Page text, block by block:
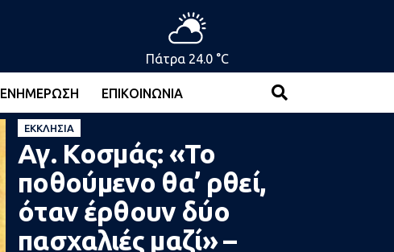
Πάτρα 24.0 °C
ΕΝΗΜΈΡΩΣΗ ΕΠΙΚΟΙΝΩΝΊΑ
ΕΚΚΛΗΣΊΑ
Αγ. Κοσμάς: «Το
ποθούμενο θα’ ρθεί,
όταν έρθουν δύο
πασχαλιές μαζί» –